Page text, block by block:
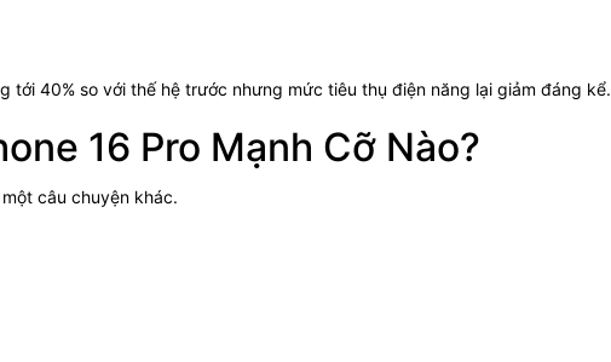
tới 40% so với thế hệ trước nhưng mức tiêu thụ điện năng lại giảm đáng kể.
16 Pro Mạnh Cỡ Nào?
câu chuyện khác.